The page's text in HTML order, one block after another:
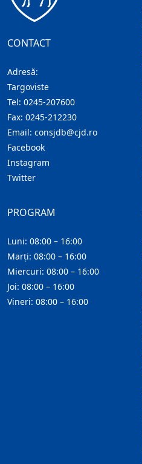
CONTACT
Adresă:
Targoviste
Tel: 0245-207600
Fax: 0245-212230
Email: consjdb@cjd.ro
Facebook
Instagram
Twitter
PROGRAM
Luni: 08:00 – 16:00
Marți: 08:00 – 16:00
Miercuri: 08:00 – 16:00
Joi: 08:00 – 16:00
Vineri: 08:00 – 16:00